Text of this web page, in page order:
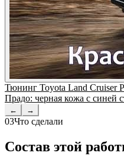
Тюнинг Toyota Land Cruiser
Прадо: черная кожа с синей
← →
03Что сделали
Состав этой